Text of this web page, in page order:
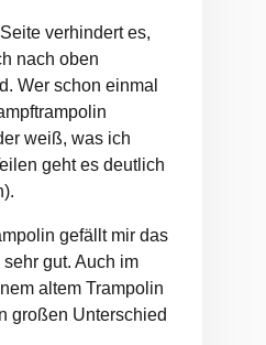
verhindert es,
nach oben
Wer schon einmal
weiß, was ich
geht es deutlich
gefällt mir das
gut. Auch im
altem Trampolin
großen Unterschied